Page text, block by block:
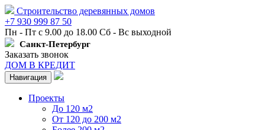
Строительство деревянных домов
+7 930 999 87 50
Пн - Пт с 9.00 до 18.00 Сб - Вс выходной
Санкт-Петербург
Заказать звонок
ДОМ В КРЕДИТ
Навигация
Проекты
До 120 м2
От 120 до 200 м2